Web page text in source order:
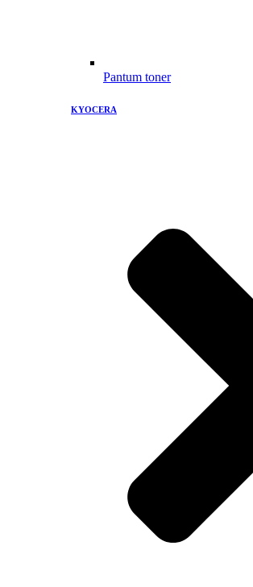
Pantum toner
KYOCERA